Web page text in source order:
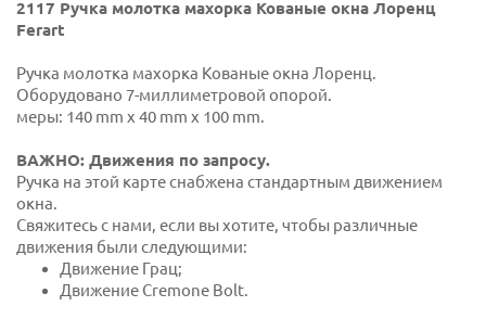
2117 Ручка молотка махорка Кованые окна Лоренц
Ferart
Ручка молотка махорка Кованые окна Лоренц.
Оборудовано 7-миллиметровой опорой.
меры: 140 mm x 40 mm x 100 mm.
ВАЖНО: Движения по запросу.
Ручка на этой карте снабжена стандартным движением
окна.
Свяжитесь с нами, если вы хотите, чтобы различные
движения были следующими:
Движение Грац;
Движение Cremone Bolt.